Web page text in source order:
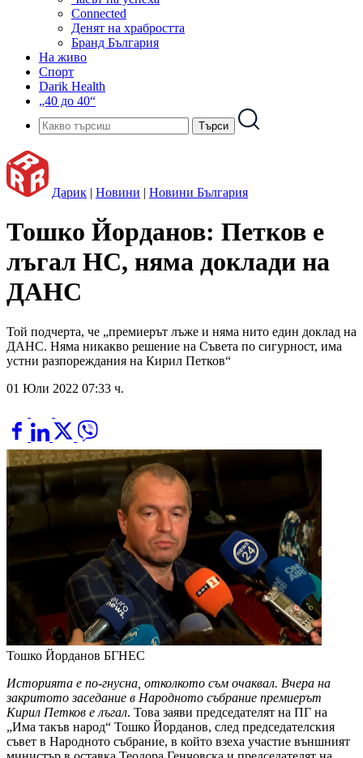
Connected
Денят на храбростта
Бранд България
На живо
Спорт
Darik Health
„40 до 40“
Дарик | Новини | Новини България
Тошко Йорданов: Петков е
лъгал НС, няма доклади на
ДАНС
Той подчерта, че „премиерът лъже и няма нито един доклад на
ДАНС. Няма никакво решение на Съвета по сигурност, има
устни разпореждания на Кирил Петков“
01 Юли 2022 07:33 ч.
Тошко Йорданов БГНЕС
Историята е по-гнусна, отколкото съм очаквал. Вчера на
закритото заседание в Народното събрание премиерът
Кирил Петков е лъгал. Това заяви председателят на ПГ на
„Има такъв народ“ Тошко Йорданов, след председателския
съвет в Народното събрание, в който взеха участие външният